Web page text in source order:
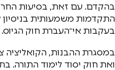
בהקדם. עם זאת, בסיעות
התקדמות משמעותית
בעקבות אי־העברת חוק הגיוס.
במסגרת ההבנות, הקואליציה
ואת חוק יסוד לימוד התורה.